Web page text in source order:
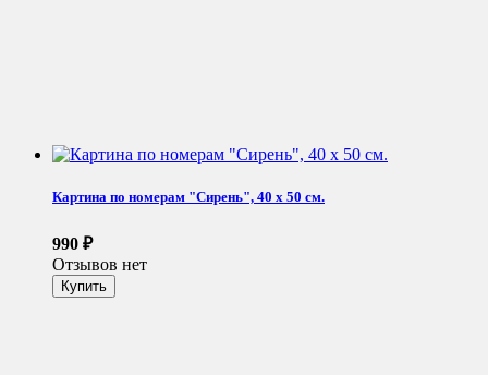
Картина по номерам "Сирень", 40 x 50 см.
990 ₽
Отзывов нет